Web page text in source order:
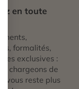
en toute
formalités,
exclusives :
chargeons de
vous reste plus